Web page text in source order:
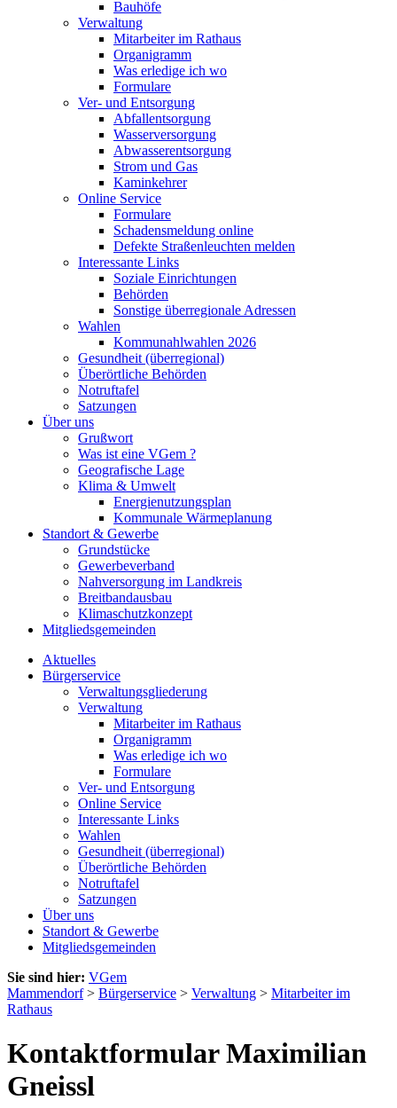
Bauhöfe
Verwaltung
Mitarbeiter im Rathaus
Organigramm
Was erledige ich wo
Formulare
Ver- und Entsorgung
Abfallentsorgung
Wasserversorgung
Abwasserentsorgung
Strom und Gas
Kaminkehrer
Online Service
Formulare
Schadensmeldung online
Defekte Straßenleuchten melden
Interessante Links
Soziale Einrichtungen
Behörden
Sonstige überregionale Adressen
Wahlen
Kommunahlwahlen 2026
Gesundheit (überregional)
Überörtliche Behörden
Notruftafel
Satzungen
Über uns
Grußwort
Was ist eine VGem ?
Geografische Lage
Klima & Umwelt
Energienutzungsplan
Kommunale Wärmeplanung
Standort & Gewerbe
Grundstücke
Gewerbeverband
Nahversorgung im Landkreis
Breitbandausbau
Klimaschutzkonzept
Mitgliedsgemeinden
Aktuelles
Bürgerservice
Verwaltungsgliederung
Verwaltung
Mitarbeiter im Rathaus
Organigramm
Was erledige ich wo
Formulare
Ver- und Entsorgung
Online Service
Interessante Links
Wahlen
Gesundheit (überregional)
Überörtliche Behörden
Notruftafel
Satzungen
Über uns
Standort & Gewerbe
Mitgliedsgemeinden
Sie sind hier: VGem
Mammendorf> Bürgerservice > Verwaltung > Mitarbeiter im
Rathaus
Kontaktformular Maximilian
Gneissl